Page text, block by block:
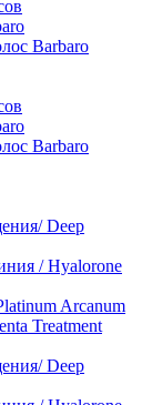
Barbaro
Barbaro
Deep
/ Hyalorone
Arcanum
Treatment
Deep